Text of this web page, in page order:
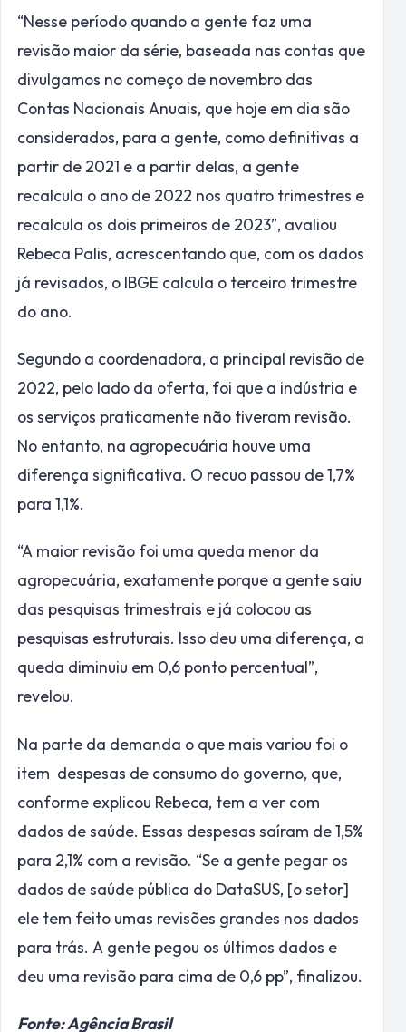
“Nesse período quando a gente faz uma
revisão maior da série, baseada nas contas que
divulgamos no começo de novembro das
Contas Nacionais Anuais, que hoje em dia são
considerados, para a gente, como definitivas a
partir de 2021 e a partir delas, a gente
recalcula o ano de 2022 nos quatro trimestres e
recalcula os dois primeiros de 2023”, avaliou
Rebeca Palis, acrescentando que, com os dados
já revisados, o IBGE calcula o terceiro trimestre
do ano.
Segundo a coordenadora, a principal revisão de
2022, pelo lado da oferta, foi que a indústria e
os serviços praticamente não tiveram revisão.
No entanto, na agropecuária houve uma
diferença significativa. O recuo passou de 1,7%
para 1,1%.
“A maior revisão foi uma queda menor da
agropecuária, exatamente porque a gente saiu
das pesquisas trimestrais e já colocou as
pesquisas estruturais. Isso deu uma diferença, a
queda diminuiu em 0,6 ponto percentual”,
revelou.
Na parte da demanda o que mais variou foi o
item despesas de consumo do governo, que,
conforme explicou Rebeca, tem a ver com
dados de saúde. Essas despesas saíram de 1,5%
para 2,1% com a revisão. “Se a gente pegar os
dados de saúde pública do DataSUS, [o setor]
ele tem feito umas revisões grandes nos dados
para trás. A gente pegou os últimos dados e
deu uma revisão para cima de 0,6 pp”, finalizou.
Fonte: Agência Brasil